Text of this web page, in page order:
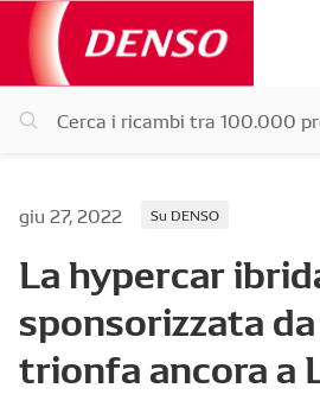
giu 27, 2022 Su DENSO
La hypercar
sponsorizzata da
trionfa ancora a